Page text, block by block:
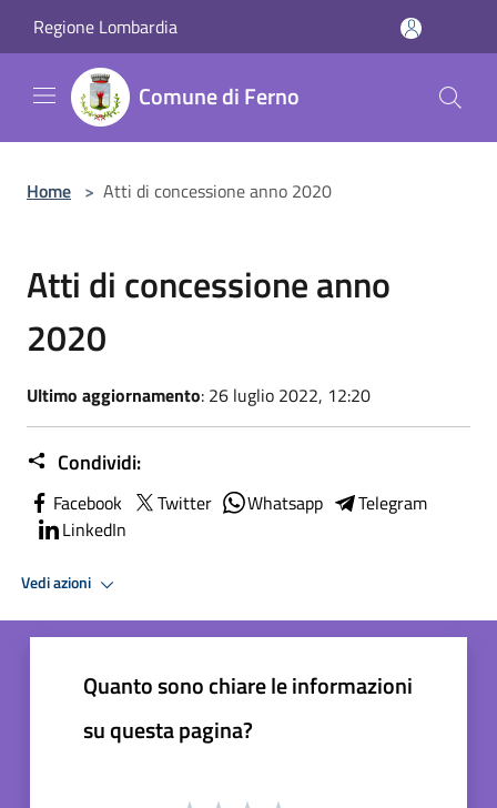
Regione Lombardia
Comune di Ferno
Home > Atti di concessione anno 2020
Atti di concessione anno
2020
Ultimo aggiornamento: 26 luglio 2022, 12:20
Condividi:
Facebook Twitter Whatsapp
Telegram
LinkedIn
Vedi azioni
Quanto sono chiare le informazioni
su questa pagina?